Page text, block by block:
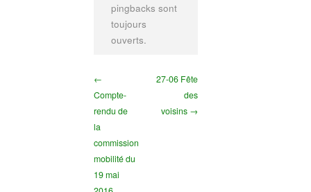
pingbacks sont
toujours
ouverts.
←
Compte-
rendu de
la
commission
mobilité du
19 mai
27-06 Fête
des
voisins →